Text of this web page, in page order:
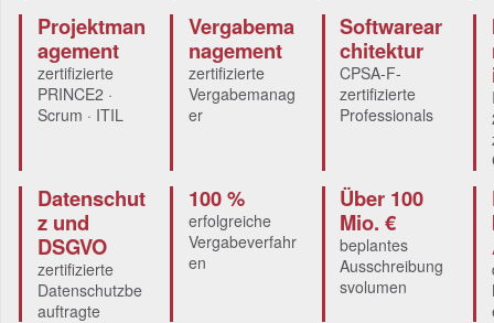
Projektman
agement
zertifizierte
PRINCE2 ·
Scrum · ITIL
Vergabema
nagement
zertifizierte
Vergabemanag
er
Softwarear
chitektur
CPSA-F-
zertifizierte
Professionals
Datenschut
z und
DSGVO
zertifizierte
Datenschutzbe
auftragte
100 %
erfolgreiche
Vergabeverfahr
en
Über 100
Mio. €
beplantes
Ausschreibung
svolumen